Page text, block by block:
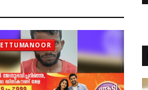
ETTUMANOOR